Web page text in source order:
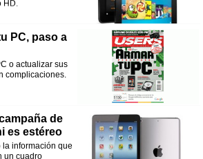
HD.
PC, paso a
o actualizar sus
complicaciones.
de
es estéreo
la información que
un cuadro